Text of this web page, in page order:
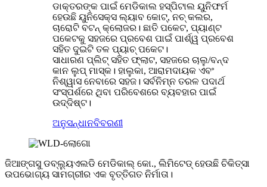
ଡାକ୍ତରଙ୍କ ପାଇଁ ମେଡିକାଲ ହସ୍ପିଟାଲ ୟୁନିଫର୍ମ
ହେଉଛି ୟୁନିସେକ୍ସ ଲ୍ୟାବ କୋଟ୍, ନଚ୍ କଲର,
ଚାରୋଟି ବଟନ୍ କ୍ଲୋଜର। ଛାତି ପକେଟ, ପ୍ୟାଣ୍ଟ
ପକେଟକୁ ସହଜରେ ପ୍ରବେଶ ପାଇଁ ପାର୍ଶ୍ୱ ପ୍ରବେଶ
ସହିତ ଦୁଇଟି ତଳ ପ୍ୟାଚ୍ ପକେଟ।
ସାଧାରଣ ପ୍ଲିଟ୍ ସହିତ ଫ୍ଲାଟ, ସହଜରେ ଚାଲୁ/ବନ୍ଦ
କାନ ଲୁପ୍ ମାସ୍କ। ହାଲୁକା, ଆରାମଦାୟକ ଏବଂ
ନିଶ୍ୱାସ ନେବାରେ ସହଜ। ସର୍ବନିମ୍ନ ତରଳ ପଦାର୍ଥ
ସଂସ୍ପର୍ଶରେ ଥିବା ପରିବେଶରେ ବ୍ୟବହାର ପାଇଁ
ଉଦ୍ଦିଷ୍ଟ।
ଅନୁସନ୍ଧାନବିବରଣୀ
ଜିଆଙ୍ଗସୁ ଡବ୍ଲ୍ୟୁଏଲଡି ମେଡିକାଲ୍ କୋ., ଲିମିଟେଡ୍ ହେଉଛି ଚିକିତ୍ସା
ଉପଭୋଗ୍ୟ ସାମଗ୍ରୀର ଏକ ବୃତ୍ତିଗତ ନିର୍ମାତା।